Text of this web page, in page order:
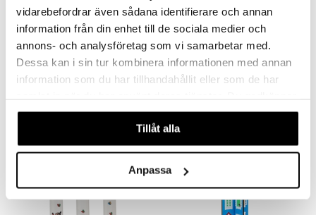
vidarebefordrar även sådana identifierare och annan
information från din enhet till de sociala medier och
annons- och analysföretag som vi samarbetar med.
Dessa kan i sin tur kombinera informationen med annan
information som du har tillhandahållit eller som de har
våra cookies vid fortsatt användande av vår webbplats.
Tillåt alla
Anpassa
Mumi Blød Bold 11 cm
MUMIN
59 kr.
Mumi Bogstavsleg
MUMIN
Sjov leg som opmuntrer til indlæring om bogstaver og alfabetet.
119 kr. (norm.159 kr.)